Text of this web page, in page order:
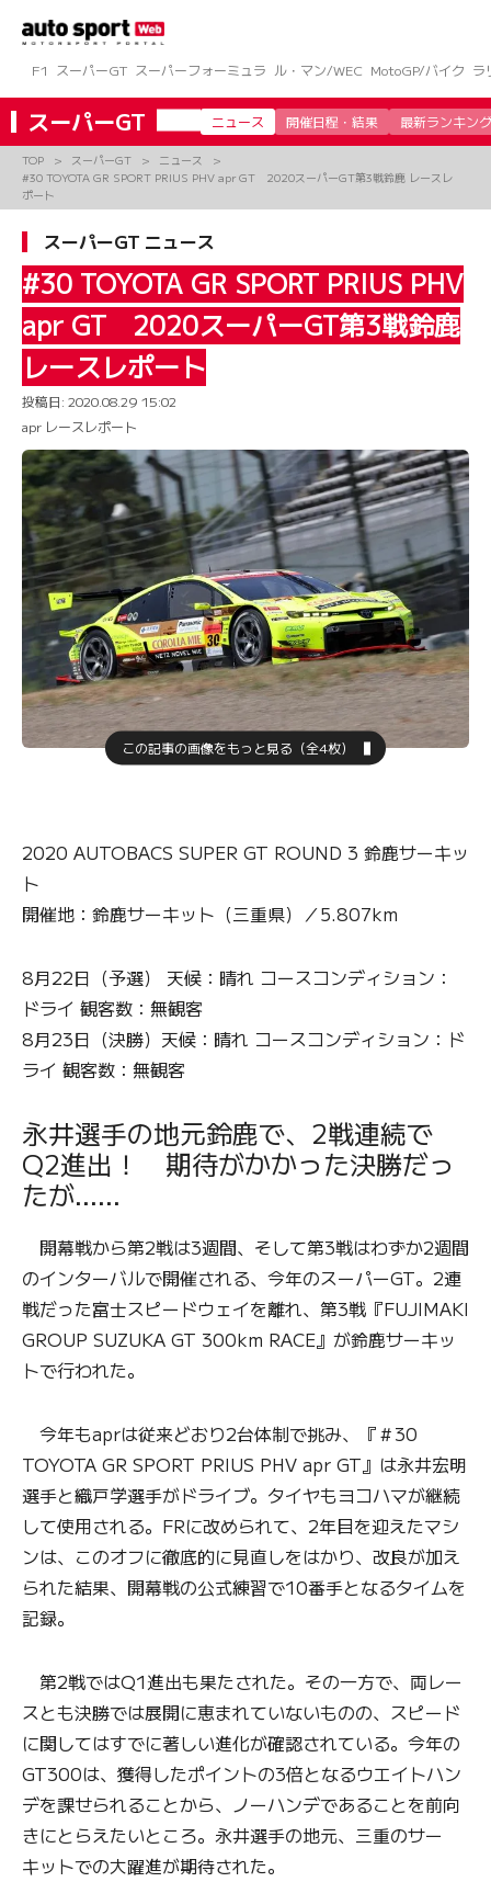
ツ
へ
ス
キ
F1 スーパーGT スーパーフォーミュラ ル・マン/WEC MotoGP/バイク ラ
スーパーGT ニュース 開催日程・結果 最新ランキング
TOP スーパーGT
ニュース
#30 TOYOTA GR SPORT PRIUS PHV apr GT 2020スーパーGT第3戦鈴鹿 レースレ
ポート
スーパーGT ニュース
#30 TOYOTA GR SPORT PRIUS PHV
apr GT 2020スーパーGT第3戦鈴鹿
レースレポート
投稿日: 2020.08.29 15:02
apr レースレポート
この記事の画像をもっと見る（全4枚）
2020 AUTOBACS SUPER GT ROUND 3 鈴鹿サーキッ
ト
開催地：鈴鹿サーキット（三重県）／5.807km
8月22日（予選） 天候：晴れ コースコンディション：
ドライ 観客数：無観客
8月23日（決勝）天候：晴れ コースコンディション：ド
ライ 観客数：無観客
永井選手の地元鈴鹿で、2戦連続で
Q2進出！ 期待がかかった決勝だっ
たが……
開幕戦から第2戦は3週間、そして第3戦はわずか2週間
のインターバルで開催される、今年のスーパーGT。2連
戦だった富士スピードウェイを離れ、第3戦『FUJIMAKI
GROUP SUZUKA GT 300km RACE』が鈴鹿サーキッ
トで行われた。
今年もaprは従来どおり2台体制で挑み、『＃30
TOYOTA GR SPORT PRIUS PHV apr GT』は永井宏明
選手と織戸学選手がドライブ。タイヤもヨコハマが継続
して使用される。FRに改められて、2年目を迎えたマシ
ンは、このオフに徹底的に見直しをはかり、改良が加え
られた結果、開幕戦の公式練習で10番手となるタイムを
記録。
第2戦ではQ1進出も果たされた。その一方で、両レー
スとも決勝では展開に恵まれていないものの、スピード
に関してはすでに著しい進化が確認されている。今年の
GT300は、獲得したポイントの3倍となるウエイトハン
デを課せられることから、ノーハンデであることを前向
きにとらえたいところ。永井選手の地元、三重のサー
キットでの大躍進が期待された。